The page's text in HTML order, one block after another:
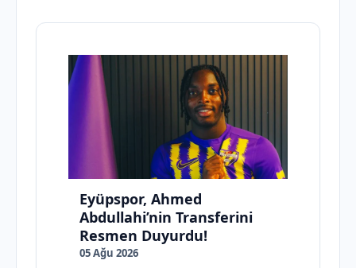
Eyüpspor, Ahmed
Abdullahi’nin Transferini
Resmen Duyurdu!
05 Ağu 2026